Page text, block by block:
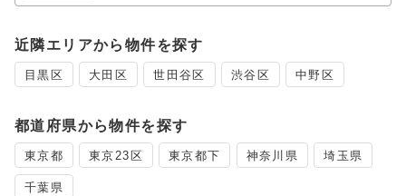
近隣エリアから物件を探す
目黒区 大田区 世田谷区 渋谷区 中野区
都道府県から物件を探す
東京都 東京23区 東京都下 神奈川県 埼玉県
千葉県